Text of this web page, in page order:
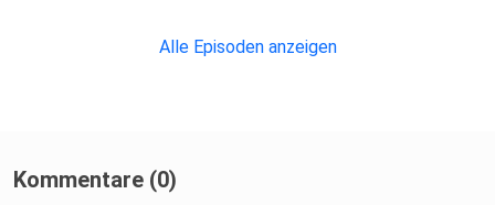
Alle Episoden anzeigen
Kommentare (0)